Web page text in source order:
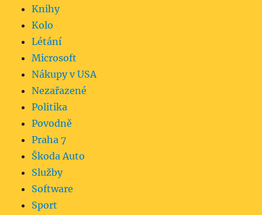
Knihy
Kolo
Létání
Microsoft
Nákupy v USA
Nezařazené
Politika
Povodně
Praha 7
Škoda Auto
Služby
Software
Sport